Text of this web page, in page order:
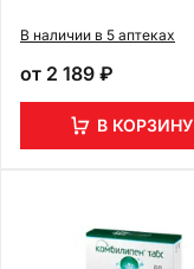
В наличии в 5 аптеках
от 2 189 ₽
В КОРЗИНУ